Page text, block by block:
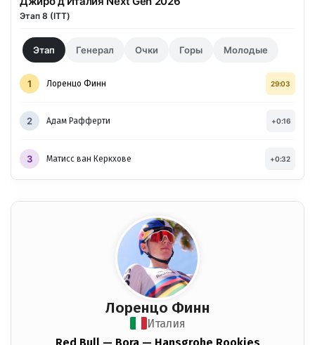
Этап 8 (ITT)
Этап Генерал Очки Горы Молодые
1 Лоренцо Финн 29:03
2 Адам Рафферти +0:16
3 Матисс ван Керкхове +0:32
Лоренцо Финн
Италия